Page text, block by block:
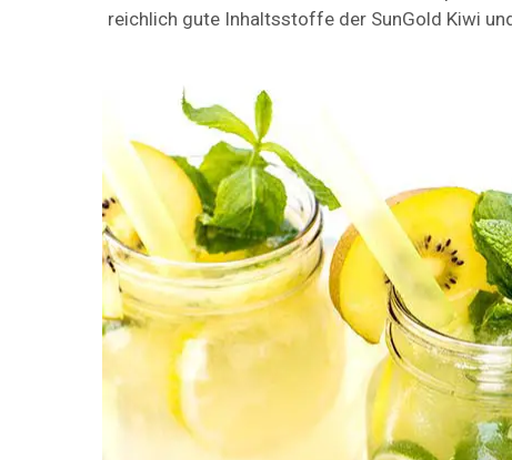
reichlich gute Inhaltsstoffe der SunGold Kiwi